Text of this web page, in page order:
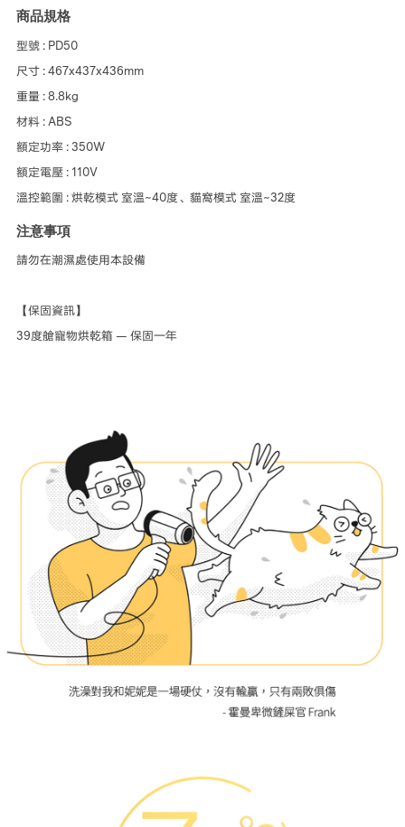
商品規格
型號 : PD50
尺寸 : 467x437x436mm
重量 : 8.8kg
材料 : ABS
額定功率 : 350W
額定電壓 : 110V
溫控範圍 : 烘乾模式 室溫~40度、貓窩模式 室溫~32度
注意事項
請勿在潮濕處使用本設備
【保固資訊】
39度艙寵物烘乾箱 — 保固一年